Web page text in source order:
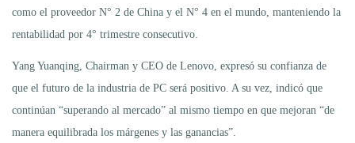
como el proveedor N° 2 de China y el N° 4 en el mundo, manteniendo la
rentabilidad por 4° trimestre consecutivo.
Yang Yuanqing, Chairman y CEO de Lenovo, expresó su confianza de
que el futuro de la industria de PC será positivo. A su vez, indicó que
continúan “superando al mercado” al mismo tiempo en que mejoran “de
manera equilibrada los márgenes y las ganancias”.